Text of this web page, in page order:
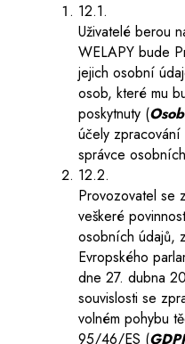
12.1.
Uživatelé berou
WELAPY bude
jejich osobní
osob, které mu
poskytnuty (
účely
správce
12.2.
Provozovatel se
veškeré
osobních údajů,
Evropského
dne 27. dubna
souvislosti se
volném pohybu
95/46/ES (